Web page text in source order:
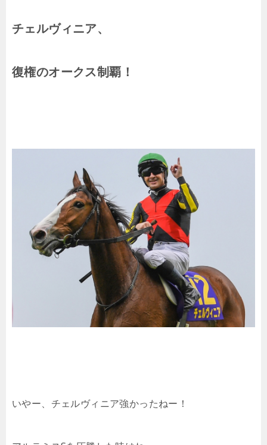
チェルヴィニア、
復権のオークス制覇！
いやー、チェルヴィニア強かったねー！